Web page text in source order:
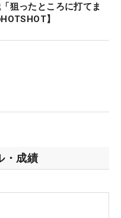
本は、スイングにつ
んでアプローチぐら
チ。軸がブレる人、
のも良さそうだ。
しょうた）/1992年6
ゴルフ部出身。
狙ったところに打てま
】
・成績